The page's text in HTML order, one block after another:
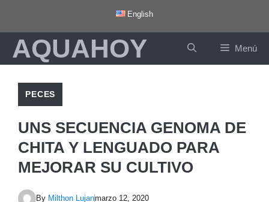
contenido
English
AQUAHOY Menú
PECES
UNS SECUENCIA GENOMA DE
CHITA Y LENGUADO PARA
MEJORAR SU CULTIVO
By Milthon Lujanmarzo 12, 2020